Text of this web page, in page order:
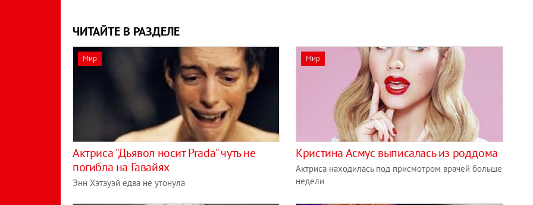
ЧИТАЙТЕ В РАЗДЕЛЕ
Мир
Актриса "Дьявол носит Prada" чуть не
погибла на Гавайях
Энн Хэтэуэй едва не утонула
Мир
Кристина Асмус выписалась из роддома
Актриса находилась под присмотром врачей больше
недели